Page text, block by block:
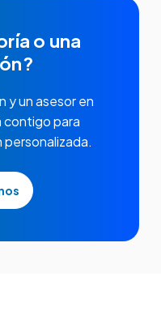
o una
y un asesor en
contigo para